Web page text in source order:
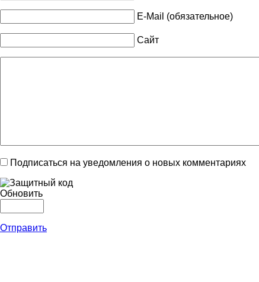
E-Mail (обязательное)
Сайт
Подписаться на уведомления о новых комментариях
Обновить
Отправить